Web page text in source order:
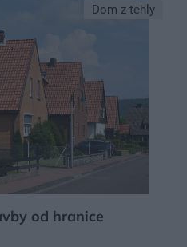
Dom z tehly
od hranice